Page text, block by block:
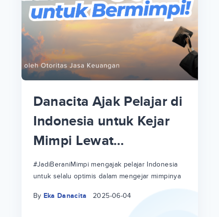
Danacita Ajak Pelajar di
Indonesia untuk Kejar
Mimpi Lewat
#JadiBeraniMimpi
#JadiBeraniMimpi mengajak pelajar Indonesia
untuk selalu optimis dalam mengejar mimpinya
By Eka Danacita 2025-06-04